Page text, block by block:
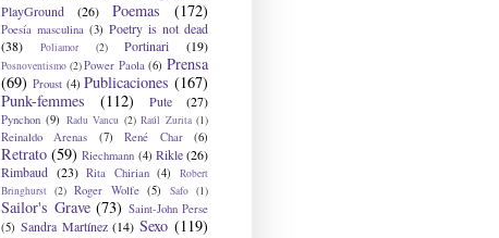
PlayGround (26) Poemas (172)
Poesía masculina (3) Poetry is not dead
(38)
Poliamor (2) Portinari (19)
Posnoventismo (2) Power Paola (6) Prensa
(69) Proust (4) Publicaciones (167)
Punk-femmes
(112) Pute (27)
Pynchon (9) Radu Vancu (2) Raúl Zurita (1)
Reinaldo Arenas (7) René Char (6)
Retrato (59) Riechmann (4) Rikle (26)
Rimbaud (23) Rita Chirian (4)
Robert
Bringhurst (2) Roger Wolfe (5) Safo (1)
Sailor's Grave (73) Saint-John Perse
(5) Sandra Martínez (14) Sexo (119)